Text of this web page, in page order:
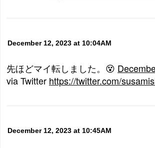
December 12, 2023 at 10:04AM
先ほどマイ転しました。😵
via Twitter https://twitter.com/
December 12, 2023 at 10:45AM